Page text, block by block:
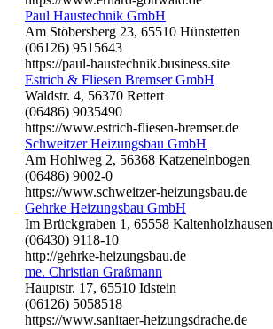
Paul Haustechnik GmbH
Am Stöbersberg 23, 65510 Hünstetten
(06126) 9515643
https://paul-haustechnik.business.site
Estrich & Fliesen Bremser GmbH
Waldstr. 4, 56370 Rettert
(06486) 9035490
https://www.estrich-fliesen-bremser.de
Schweitzer Heizungsbau GmbH
Am Hohlweg 2, 56368 Katzenelnbogen
(06486) 9002-0
https://www.schweitzer-heizungsbau.de
Gehrke Heizungsbau GmbH
Im Brückgraben 1, 65558 Kaltenholzhausen
(06430) 9118-10
http://gehrke-heizungsbau.de
me. Christian Graßmann
Hauptstr. 17, 65510 Idstein
(06126) 5058518
https://www.sanitaer-heizungsdrache.de